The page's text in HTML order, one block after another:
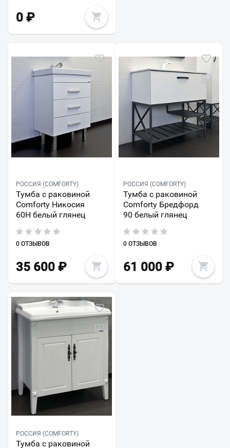
0 ₽
РОССИЯ (COMFORTY)
Тумба с раковиной
Comforty Никосия
60Н белый глянец
0 ОТЗЫВОВ
35 600 ₽
РОССИЯ (COMFORTY)
Тумба с раковиной
Comforty Бредфорд
90 белый глянец
0 ОТЗЫВОВ
61 000₽
РОССИЯ (COMFORTY)
Тумба с раковиной